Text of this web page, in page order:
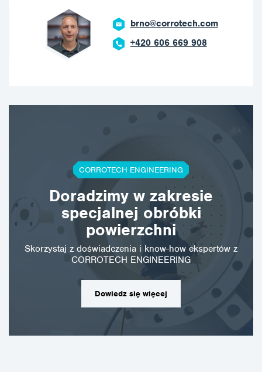
brno@corrotech.com
+420 606 669 908
CORROTECH ENGINEERING
Doradzimy w zakresie
specjalnej obróbki
powierzchni
Skorzystaj z doświadczenia i know-how ekspertów z
CORROTECH ENGINEERING
Dowiedz się więcej